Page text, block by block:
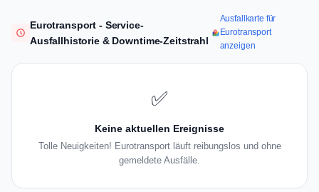
Eurotransport - Service-
Ausfallhistorie & Downtime-Zeitstrahl
Ausfallkarte für
Eurotransport
anzeigen
✅
Keine aktuellen Ereignisse
Tolle Neuigkeiten! Eurotransport läuft reibungslos und ohne
gemeldete Ausfälle.